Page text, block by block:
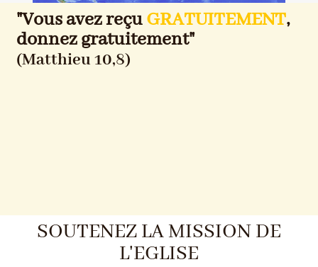
"Vous avez reçuGRATUITEMENT,
donnez gratuitement"
(Matthieu 10,8)
SOUTENEZ LA MISSION DE
L'EGLISE